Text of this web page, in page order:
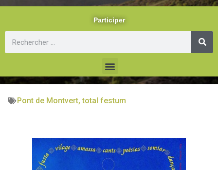
Participer
Pont de Montvert,total festum